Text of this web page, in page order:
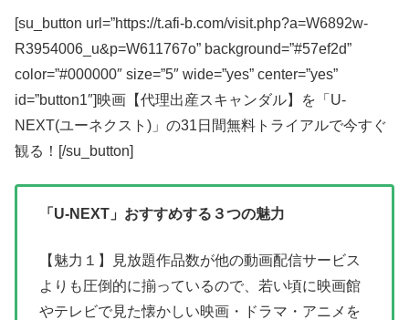
[su_button url=”https://t.afi-b.com/visit.php?a=W6892w-
R3954006_u&p=W611767o” background=”#57ef2d”
color=”#000000″ size=”5″ wide=”yes” center=”yes”
id=”button1″]映画【代理出産スキャンダル】を「U-
NEXT(ユーネクスト)」の31日間無料トライアルで今すぐ
観る！[/su_button]
「U-NEXT」おすすめする３つの魅力
【魅力１】見放題作品数が他の動画配信サービス
よりも圧倒的に揃っているので、若い頃に映画館
やテレビで見た懐かしい映画・ドラマ・アニメを